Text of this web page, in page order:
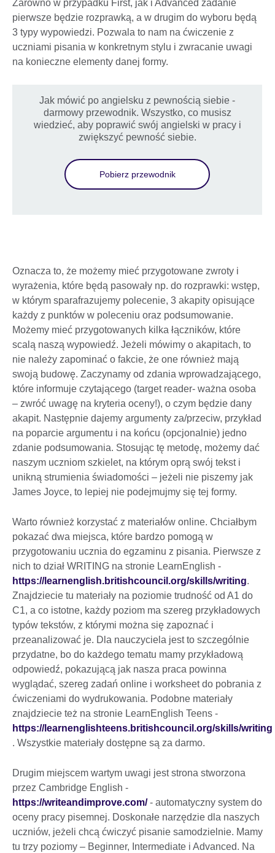
Zarówno w przypadku First, jak i Advanced zadanie
pierwsze będzie rozprawką, a w drugim do wyboru będą
3 typy wypowiedzi. Pozwala to nam na ćwiczenie z
uczniami pisania w konkretnym stylu i zwracanie uwagi
na konieczne elementy danej formy.
Jak mówić po angielsku z pewnością siebie -
darmowy przewodnik. Wszystko, co musisz
wiedzieć, aby poprawić swój angielski w pracy i
zwiększyć pewność siebie.
Pobierz przewodnik
Oznacza to, że możemy mieć przygotowane zwroty i
wyrażenia, które będą pasowały np. do rozprawki: wstęp,
w którym sparafrazujemy polecenie, 3 akapity opisujące
każdy z punktów w poleceniu oraz podsumowanie.
Możemy mieć przygotowanych kilka łączników, które
scalą naszą wypowiedź. Jeżeli mówimy o akapitach, to
nie należy zapominać o fakcie, że one również mają
swoją budowę. Zaczynamy od zdania wprowadzającego,
które informuje czytającego (target reader- ważna osoba
– zwróć uwagę na kryteria oceny!), o czym będzie dany
akapit. Następnie dajemy argumenty za/przeciw, przykład
na poparcie argumentu i na końcu (opcjonalnie) jedno
zdanie podsumowania. Stosując tę metodę, możemy dać
naszym uczniom szkielet, na którym oprą swój tekst i
unikną strumienia świadomości – jeżeli nie piszemy jak
James Joyce, to lepiej nie podejmujmy się tej formy.
Warto również korzystać z materiałów online. Chciałbym
pokazać dwa miejsca, które bardzo pomogą w
przygotowaniu ucznia do egzaminu z pisania. Pierwsze z
nich to dział WRITING na stronie LearnEnglish -
https://learnenglish.britishcouncil.org/skills/writing.
Znajdziecie tu materiały na poziomie trudność od A1 do
C1, a co istotne, każdy poziom ma szereg przykładowych
typów tekstów, z którymi można się zapoznać i
przeanalizować je. Dla nauczyciela jest to szczególnie
przydatne, bo do każdego tematu mamy przykładową
odpowiedź, pokazującą jak nasza praca powinna
wyglądać, szereg zadań online i worksheet do pobrania z
ćwiczeniami do wydrukowania. Podobne materiały
znajdziecie też na stronie LearnEnglish Teens -
https://learnenglishteens.britishcouncil.org/skills/writing
. Wszystkie materiały dostępne są za darmo.
Drugim miejscem wartym uwagi jest strona stworzona
przez Cambridge English -
https://writeandimprove.com/- automatyczny system do
oceny pracy pisemnej. Doskonałe narzędzie dla naszych
uczniów, jeżeli chcą ćwiczyć pisanie samodzielnie. Mamy
tu trzy poziomy – Beginner, Intermediate i Advanced. Na